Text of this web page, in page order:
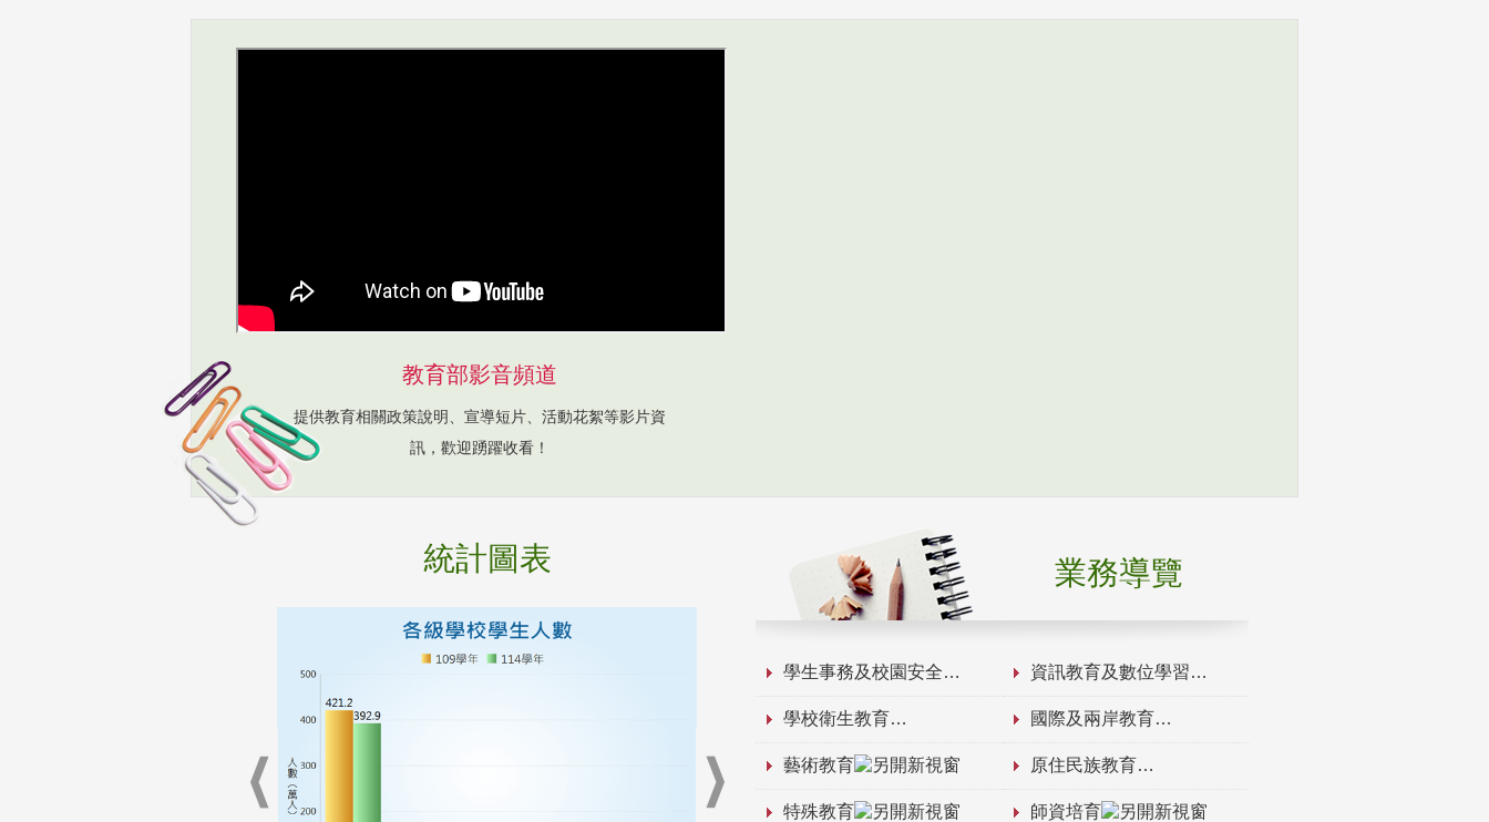
教育部影音頻道
提供教育相關政策說明、宣導短片、活動花絮等影片資
訊，歡迎踴躍收看！
統計圖表 業務導覽
學生事務及校園安全 資訊教育及數位學習
學校衛生教育 國際及兩岸教育
藝術教育 原住民族教育
特殊教育 師資培育